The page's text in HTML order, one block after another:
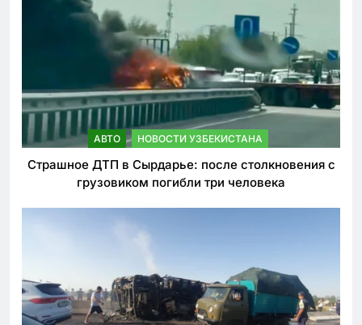
АВТО НОВОСТИ УЗБЕКИСТАНА
Страшное ДТП в Сырдарье: после столкновения с
грузовиком погибли три человека